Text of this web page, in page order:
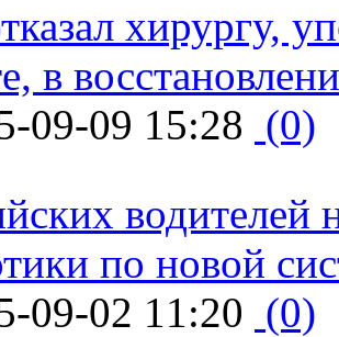
хирургу,
в
09-09 15:28 (0)
водителей
по новой
09-02 11:20 (0)